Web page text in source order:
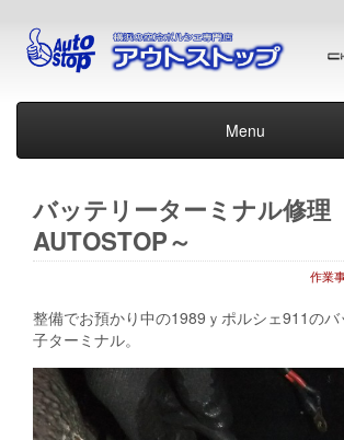
Menu
バッテリーターミナル修
AUTOSTOP～
作業
整備でお預かり中の1989ｙポルシェ911の
子ターミナル。